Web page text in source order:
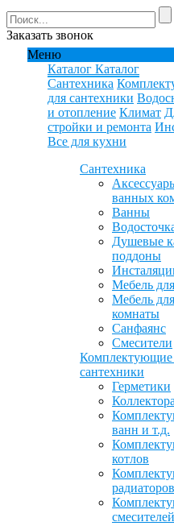
Заказать звонок
Меню
Каталог Каталог
Сантехника
для сантехники
и отопление Климат
стройки и ремонта
Все для кухни
Сантехника
ванных
Ванны
Душевые
поддоны
Мебель
Мебель
комнаты
Санфаянс
Смесители
Комплектующие
сантехники
Герметики
Коллектора
ванн и т.д.
котлов
радиаторов
смесителей